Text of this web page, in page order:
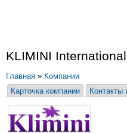
KLIMINI
Главная » Компании
Карточка компании
Контакты